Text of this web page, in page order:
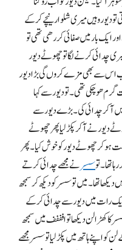
دیور وہیں میری شلوار نیچے کرکے
ایک بار میں صفائی کر رھی تھی تو
چدائی کرنے لگا تو چھوٹے دیور
اب اس سے بھی مزے کروں گی بڑا دیور
ھو چکی تھی۔ تو دیور سے کہا
آکر چدائی کی۔ بڑے دیور سے
دیور نے آکر پکڑ لیا پھر چھوٹے
ہوکر چھوٹے دیور کو خوش کیا۔ پھر
تھا۔ توسسرنے مجھے چدائی کرتے
تھا۔ میں تو سسر کو دیکھ کر سمجھ
رات میں دیور سے چدائی کرکے
کھڑا لن دیکھا تو افففف میں سمجھ
ہاتھ میں پکڑ لیا تو سسر مجھے